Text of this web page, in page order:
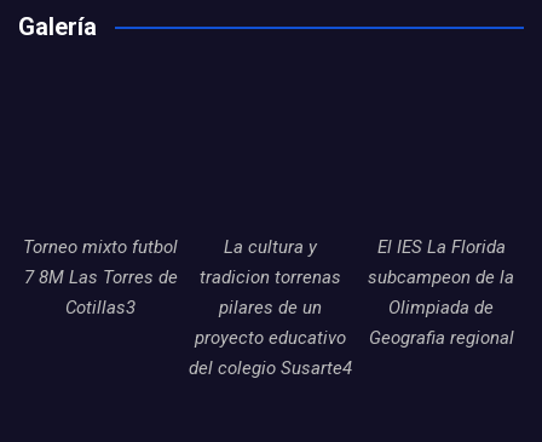
Galería
Torneo mixto futbol
7 8M Las Torres de
Cotillas3
La cultura y
tradicion torrenas
pilares de un
proyecto educativo
del colegio Susarte4
El IES La Florida
subcampeon de la
Olimpiada de
Geografia regional